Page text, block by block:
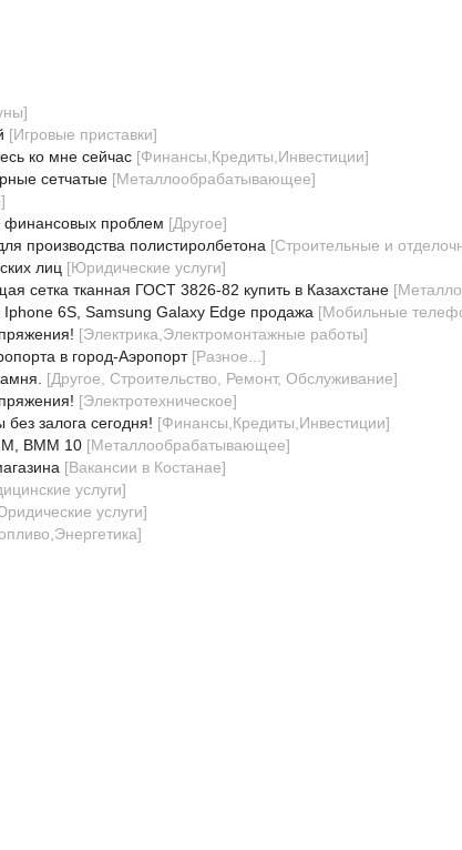
]
[Игровые приставки]
ко мне сейчас [Финансы,Кредиты,Инвестиции]
сетчатые [Металлообрабатывающее]
]
проблем [Другое]
производства полистиролбетона [Строительные и
лиц [Юридические услуги]
сетка тканная ГОСТ 3826-82 купить в Казахстане [
Iphone 6S, Samsung Galaxy Edge продажа [Мобильные
[Электрика,Электромонтажные работы]
в город-Аэропорт [Разное...]
[Другое, Строительство, Ремонт, Обслуживание]
[Электротехническое]
залога сегодня! [Финансы,Кредиты,Инвестиции]
ВММ 10 [Металлообрабатывающее]
[Вакансии в Костанае]
услуги]
услуги]
]